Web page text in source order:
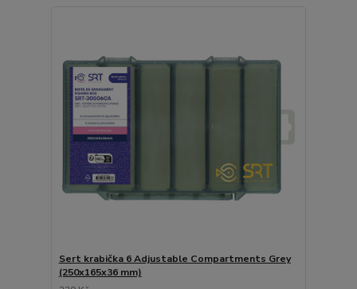
Sert krabička 6 Adjustable Compartments Grey
(250x165x36 mm)